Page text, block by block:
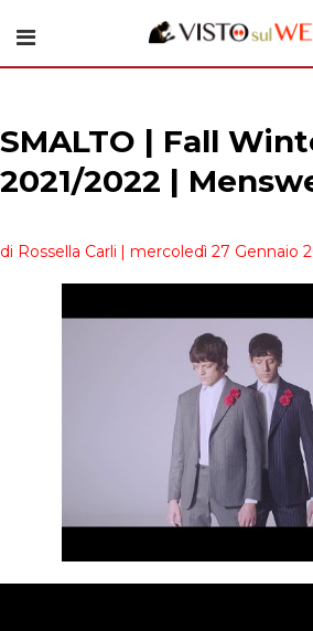
SMALTO | Fall
2021/2022 |
di Rossella Carli | mercoledì 27 Gennaio